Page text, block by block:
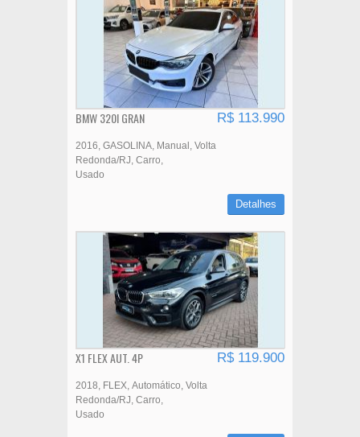
BMW 320I GRAN R$ 113.990
2016 GASOLINA Manual
Volta
Redonda/RJ Carro
Usado
Detalhes
X1 FLEX AUT. 4P R$ 119.900
2018 FLEX Automático Volta
Redonda/RJ Carro
Usado